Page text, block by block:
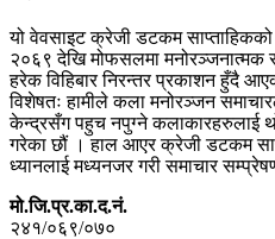
यो वेवसाइट क्रेजी डटकम
२०६९ देखि मोफसलमा मनोरञ्जनात्मक
हरेक विहिबार निरन्तर प्रकाशन हुँदै
विशेषतः हामीले कला मनोरञ्जन
केन्द्रसँग पहुच नपुग्ने कलाकारहरुलाई
गरेका छौं । हाल आएर क्रेजी डटकम
ध्यानलाई मध्यनजर गरी समाचार
मो.जि.प्र.का.द.नं.
२४१/०६९/०७०